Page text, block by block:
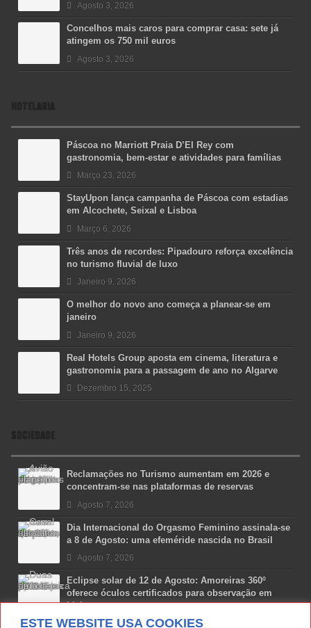
ESTE WEBSITE USA COOKIES
Agosto 3, 2026
Concelhos mais caros para comprar casa: sete já
atingem os 750 mil euros
Agosto 3, 2026
HOTELARIA
Páscoa no Marriott Praia D’El Rey com
gastronomia, bem-estar e atividades para famílias
Março 23, 2026
StayUpon lança campanha de Páscoa com estadias
em Alcochete, Seixal e Lisboa
Março 6, 2026
Três anos de recordes: Pipadouro reforça excelência
no turismo fluvial de luxo
Janeiro 9, 2026
O melhor do novo ano começa a planear-se em
janeiro
Janeiro 9, 2026
Real Hotels Group aposta em cinema, literatura e
gastronomia para a passagem de ano no Algarve
Dezembro 15, 2025
SOCIEDADE
Reclamações no Turismo aumentam em 2026 e
concentram-se nas plataformas de reservas
Agosto 7, 2026
Dia Internacional do Orgasmo Feminino assinala-se
a 8 de Agosto: uma efeméride nascida no Brasil
Agosto 7, 2026
Eclipse solar de 12 de Agosto: Amoreiras 360º
oferece óculos certificados para observação em
Lisboa
Agosto 7, 2026